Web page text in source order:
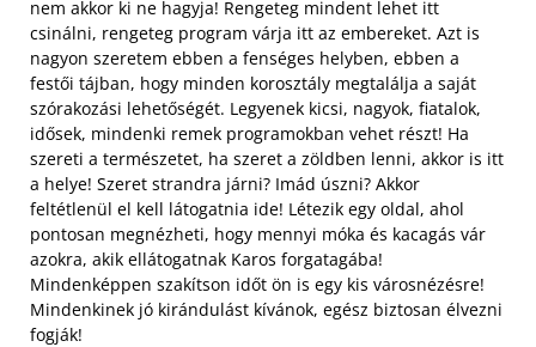
nem akkor ki ne hagyja! Rengeteg mindent lehet itt
csinálni, rengeteg program várja itt az embereket. Azt is
nagyon szeretem ebben a fenséges helyben, ebben a
festői tájban, hogy minden korosztály megtalálja a saját
szórakozási lehetőségét. Legyenek kicsi, nagyok, fiatalok,
idősek, mindenki remek programokban vehet részt! Ha
szereti a természetet, ha szeret a zöldben lenni, akkor is itt
a helye! Szeret strandra járni? Imád úszni? Akkor
feltétlenül el kell látogatnia ide! Létezik egy oldal, ahol
pontosan megnézheti, hogy mennyi móka és kacagás vár
azokra, akik ellátogatnak Karos forgatagába!
Mindenképpen szakítson időt ön is egy kis városnézésre!
Mindenkinek jó kirándulást kívánok, egész biztosan élvezni
fogják!